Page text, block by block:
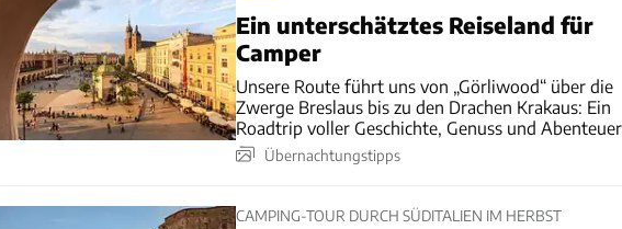
Ein unterschätztes Reiseland für
Camper
Unsere Route führt uns von „Görliwood“ über die
Zwerge Breslaus bis zu den Drachen Krakaus: Ein
Roadtrip voller Geschichte, Genuss und
Übernachtungstipps
CAMPING-TOUR DURCH SÜDITALIEN IM HERBST